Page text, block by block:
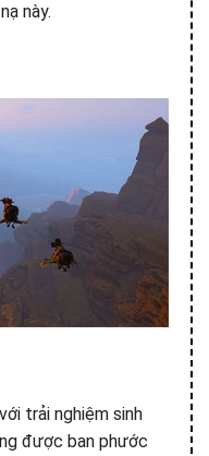
này.
trải nghiệm sinh
được ban phước